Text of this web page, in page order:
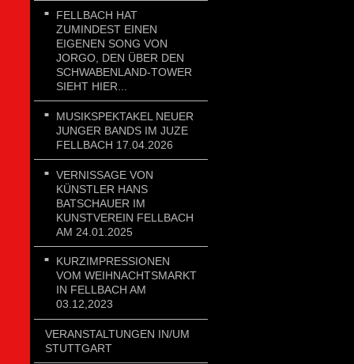
FELLBACH HAT
ZUMINDEST EINEN
EIGENEN SONG VON
JORGO, DEN ÜBER DEN
SCHWABENLAND-TOWER
SIEHT HIER...
MUSIKSPEKTAKEL NEUER
JUNGER BANDS IM JUZE
FELLBACH 17.04.2026
VERNISSAGE VON
KÜNSTLER HANS
BATSCHAUER IM
KUNSTVEREIN FELLBACH
AM 24.01.2025
KURZIMPRESSIONEN
VOM WEIHNACHTSMARKT
IN FELLBACH AM
03.12,2023
VERANSTALTUNGEN IN/UM
STUTTGART